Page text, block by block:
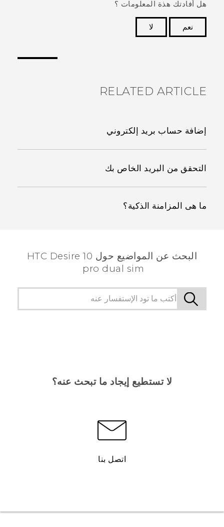
هل أفادتك هذة المعلومات ؟
نعم
لا
RELATED ARTICLE
إضافة حساب بريد إلكتروني
التحقق من البريد الخاص بك
ما هى المزامنة الذكية؟
البحث عن المواضيع حول HTC Desire 10
pro dual sim
لا تستطيع إيجاد ما تبحث عنه؟
اتصل بنا